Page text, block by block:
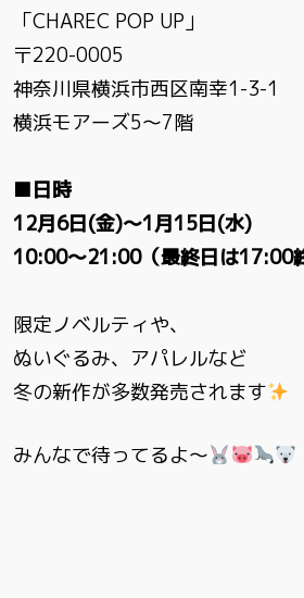
「CHAREC POP UP」
〒220-0005
神奈川県横浜市西区南幸1-3-1
横浜モアーズ5～7階
■日時
12月6日(金)～1月15日(水)
10:00～21:00（最終日は17:00
限定ノベルティや、
ぬいぐるみ、アパレルなど
冬の新作が多数発売されます
みんなで待ってるよ〜